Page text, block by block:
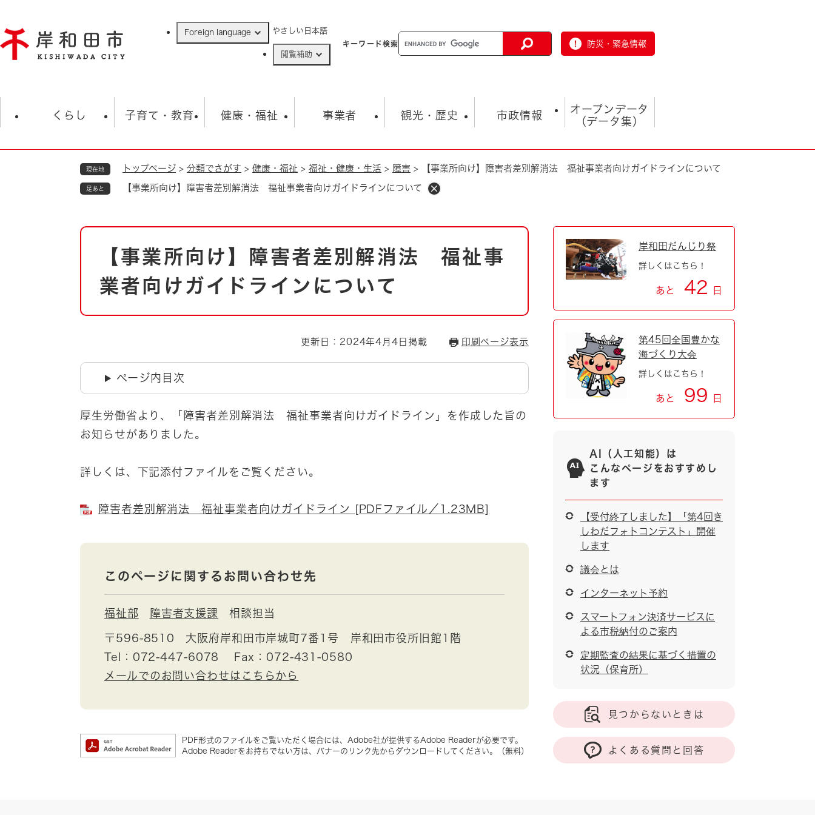
ジ
の
Foreign language やさしい日本語
閲覧補助
キーワード検索 防災・緊急情報
くらし
住民票・戸籍
ごみ・衛生・動物 救急・消防
上水道・下水道
自然・環境・公園 住宅
引っ越し
道路・河川・交通
子育て・教育
学校 子育て
健康・福祉
福祉・健康・生活 生涯学習・スポーツ
事業者
入札・契約情報 まちづくり・協働
環境 福祉・介護
観光・歴史
観光 観光スポット
とじる
市政情報
市の概要 総合計画
市政 職員採用情報
市役所・施設の案内
オープンデータ
（データ集）
オープンデータ
現在地 トップページ > 分類でさがす > 健康・福祉 > 福祉・健康・生活 > 障害 > 【事業所向け】障害者差別解消法 福祉事業者向けガイドラインについて
足あと 【事業所向け】障害者差別解消法 福祉事業者向けガイドラインについて
本
【事業所向け】障害者差別解消法 福祉事
業者向けガイドラインについて
更新日：2024年4月4日掲載 印刷ページ表示
ページ内目次
厚生労働省より、「障害者差別解消法 福祉事業者向けガイドライン」を作成した旨の
お知らせがありました。
詳しくは、下記添付ファイルをご覧ください。
障害者差別解消法 福祉事業者向けガイドライン [PDFファイル／1.23MB]
このページに関するお問い合わせ先
福祉部 障害者支援課 相談担当
〒596-8510
大阪府岸和田市岸城町7番1号 岸和田市役所旧館1階
Tel：072-447-6078
Fax：072-431-0580
メールでのお問い合わせはこちらから
PDF形式のファイルをご覧いただく場合には、Adobe社が提供するAdobe Readerが必要です。
Adobe Readerをお持ちでない方は、バナーのリンク先からダウンロードしてください。（無料）
岸和田だんじり祭
詳しくはこちら！
あと 42 日
第45回全国豊かな
海づくり大会
詳しくはこちら！
あと 99 日
AI（人工知能）は
こんなページをおすすめし
ます
【受付終了しました】「第4回き
しわだフォトコンテスト」開催
します
議会とは
インターネット予約
スマートフォン決済サービスに
よる市税納付のご案内
定期監査の結果に基づく措置の
状況（保育所）
見つからないときは
よくある質問と回答